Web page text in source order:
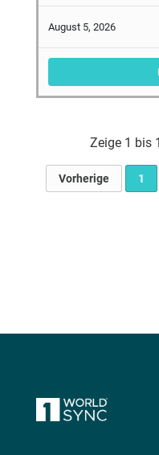
August 5, 2026
Zeige 1 bis
Vorherige 1